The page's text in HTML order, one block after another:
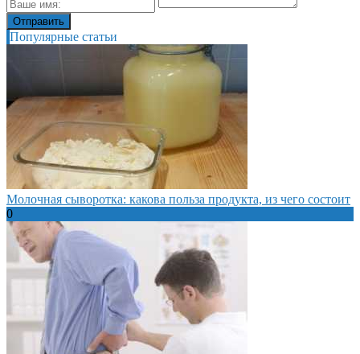
Популярные статьи
Молочная сыворотка: какова польза продукта, из чего состоит
0